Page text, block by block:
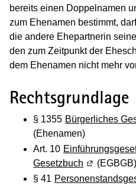
bereits einen Doppelnamen
zum Ehenamen bestimmt,
die andere Ehepartnerin
den zum Zeitpunkt der
dem Ehenamen nicht mehr
Rechtsgrundlage
§ 1355 Bürgerliches
(Ehenamen)
Art. 10
Gesetzbuch (Wird in
(EGBGB)
§ 41